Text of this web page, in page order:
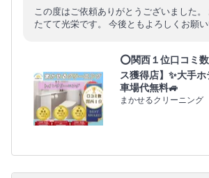
この度はご依頼ありがとうございました。
たてて光栄です。 今後ともよろしくお願い
⭕関西１位口コミ
ス獲得店】✨大手
車場代無料🚙
まかせるクリーニング